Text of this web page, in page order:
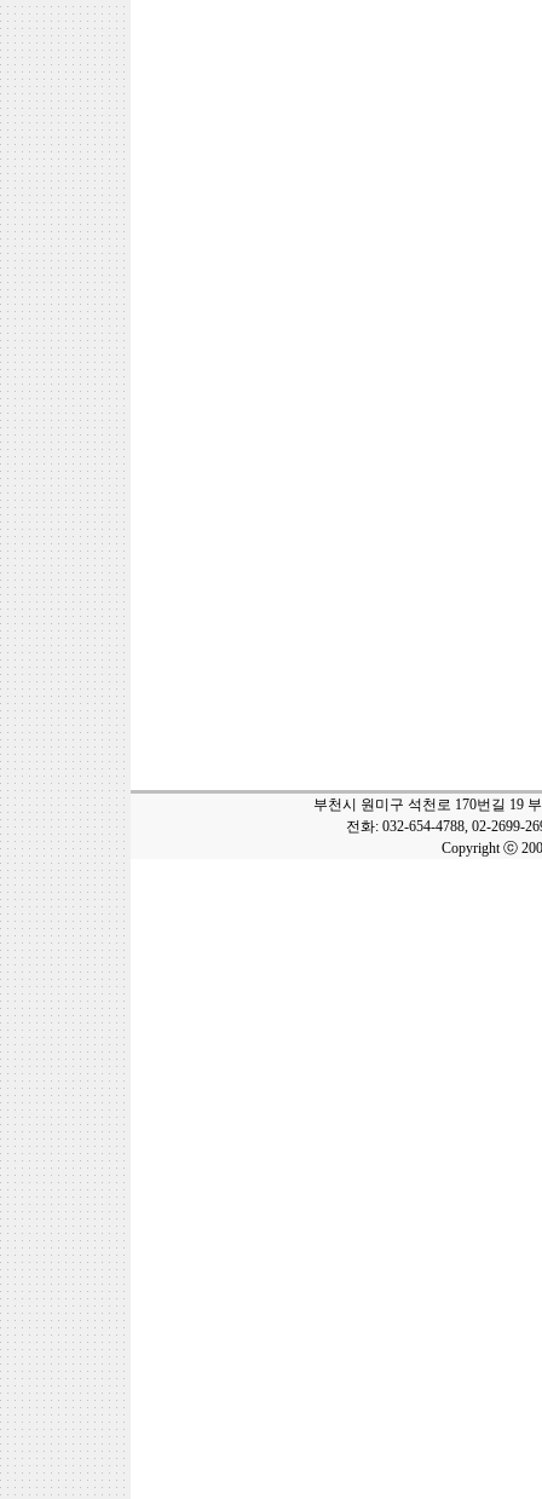
부천시 원미구 석천로 170번길 19
전화: 032-654-4788, 02-2699-
Copyright ⓒ